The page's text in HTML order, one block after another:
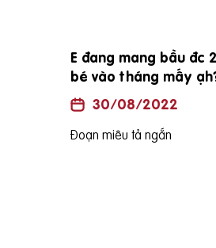
E đang mang bầu đc
bé vào tháng mấy
30/08/2022
Đoạn miêu tả ngắn